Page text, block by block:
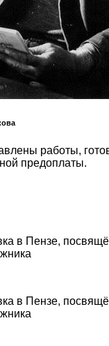
работы,
предоплаты.
в Пензе,
в Пензе,